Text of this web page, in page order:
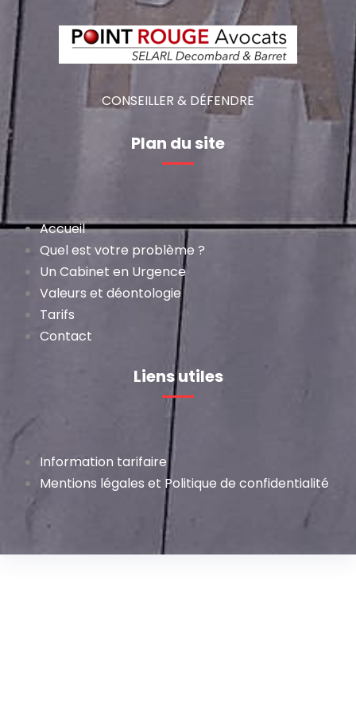
CONSEILLER & DÉFENDRE
Plan du site
Accueil
Quel est votre problème ?
Un Cabinet en Urgence
Valeurs et déontologie
Tarifs
Contact
Liens utiles
Information tarifaire
Mentions légales et Politique de confidentialité